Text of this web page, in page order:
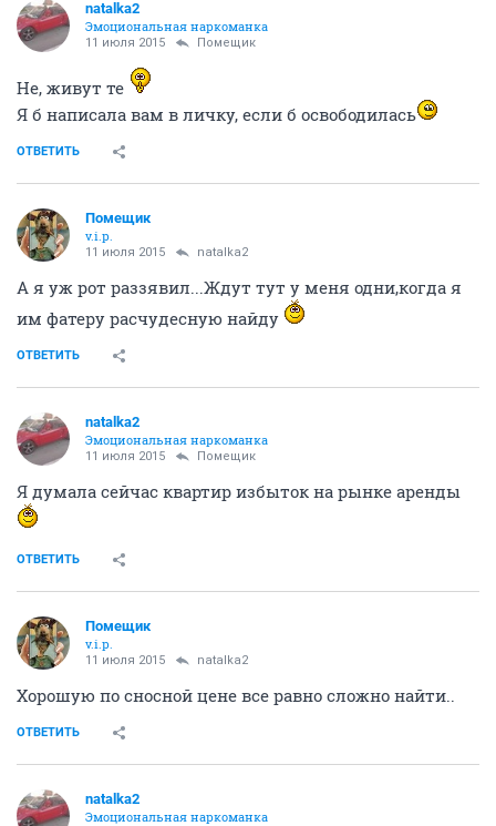
natalka2
Эмоциональная наркоманка
11 июля 2015 Помещик
Не, живут те
Я б написала вам в личку, если б освободилась
ОТВЕТИТЬ
Помещик
v.i.p.
11 июля 2015 natalka2
А я уж рот раззявил...Ждут тут у меня одни,когда я
им фатеру расчудесную найду
ОТВЕТИТЬ
natalka2
Эмоциональная наркоманка
11 июля 2015 Помещик
Я думала сейчас квартир избыток на рынке аренды
ОТВЕТИТЬ
Помещик
v.i.p.
11 июля 2015 natalka2
Хорошую по сносной цене все равно сложно найти..
ОТВЕТИТЬ
natalka2
Эмоциональная наркоманка